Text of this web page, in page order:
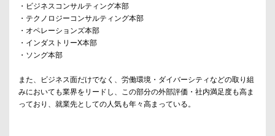
・ビジネスコンサルティング本部
・テクノロジーコンサルティング本部
・オペレーションズ本部
・インダストリーX本部
・ソング本部
また、ビジネス面だけでなく、労働環境・ダイバーシティなどの取り組
みにおいても業界をリードし、この部分の外部評価・社内満足度も高ま
っており、就業先としての人気も年々高まっている。